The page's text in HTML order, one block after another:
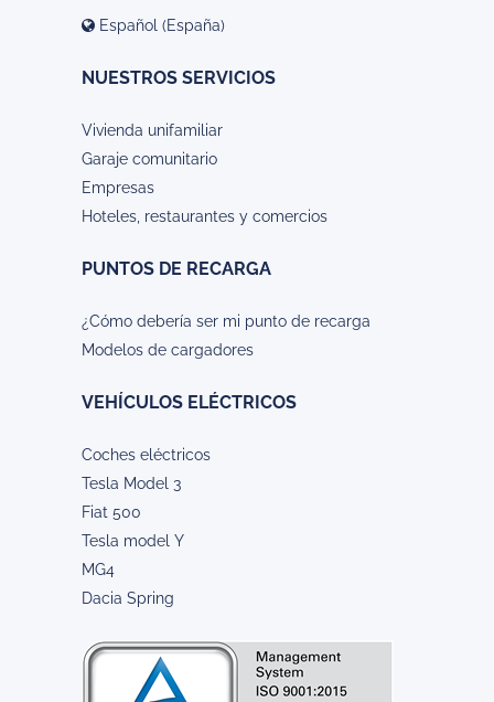
Español (España)
NUESTROS SERVICIOS
Vivienda unifamiliar
Garaje comunitario
Empresas
Hoteles, restaurantes y comercios
PUNTOS DE RECARGA
¿Cómo debería ser mi punto de recarga
Modelos de cargadores
VEHÍCULOS ELÉCTRICOS
Coches eléctricos
Tesla Model 3
Fiat 500
Tesla model Y
MG4
Dacia Spring